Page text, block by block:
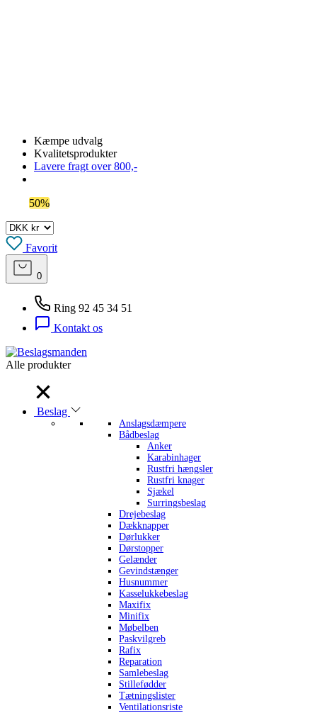
Kæmpe udvalg
Kvalitetsprodukter
Lavere fragt over 800,-
50%
Favorit
0
Ring 92 45 34 51
Kontakt os
Alle produkter
Beslag
Anslagsdæmpere
Bådbeslag
Anker
Karabinhager
Rustfri hængsler
Rustfri knager
Sjækel
Surringsbeslag
Drejebeslag
Dækknapper
Dørlukker
Dørstopper
Gelænder
Gevindstænger
Husnummer
Kasselukkebeslag
Maxifix
Minifix
Møbelben
Paskvilgreb
Rafix
Reparation
Samlebeslag
Stillefødder
Tætningslister
Ventilationsriste